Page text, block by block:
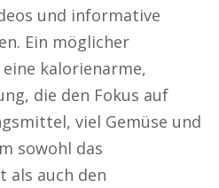
und informative
Ein möglicher
kalorienarme,
die den Fokus auf
viel Gemüse und
sowohl das
als auch den